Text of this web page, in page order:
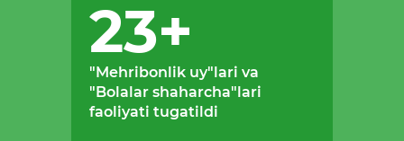
23+
"Mehribonlik uy"lari va
"Bolalar shaharcha"lari
faoliyati tugatildi